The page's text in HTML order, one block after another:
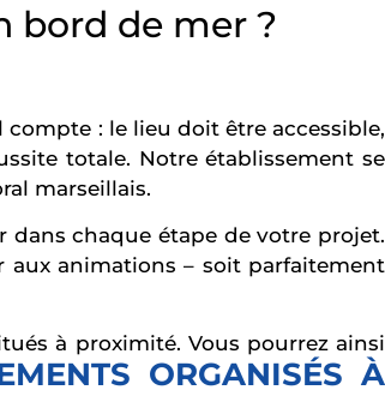
bord de mer ?
compte : le lieu doit être accessible,
totale. Notre établissement se
marseillais.
chaque étape de votre projet.
aux animations – soit parfaitement
à proximité. Vous pourrez ainsi
ORGANISÉS À